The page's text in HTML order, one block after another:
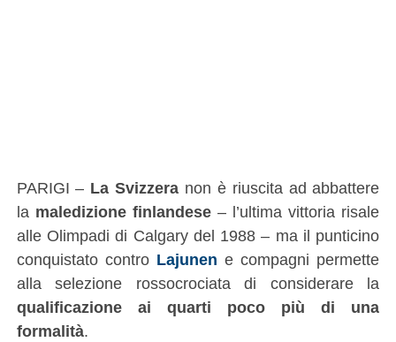
PARIGI – La Svizzera non è riuscita ad abbattere
la maledizione finlandese– l’ultima vittoria risale
alle Olimpadi di Calgary del 1988 – ma il punticino
conquistato contro Lajunen e compagni permette
alla selezione rossocrociata di considerare la
qualificazione ai quarti poco più di una
formalità.